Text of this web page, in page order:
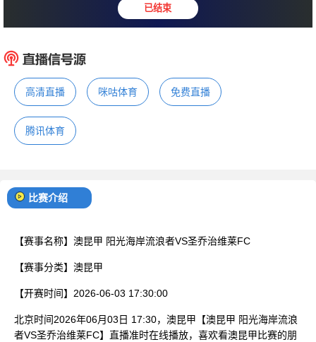
阳光海岸流浪者 : 圣乔治
高清直播 咪咕体育 免费直播
腾讯体育
比赛介绍
【赛事名称】 澳昆甲 阳光海岸流浪者VS圣乔治维莱FC
【赛事分类】 澳昆甲
【开赛时间】 2026-06-03 17:30:00
北京时间2026年06月03日 17:30，澳昆甲【澳昆甲 阳光海岸流浪
者VS圣乔治维莱FC】直播准时在线播放，喜欢看澳昆甲比赛的朋